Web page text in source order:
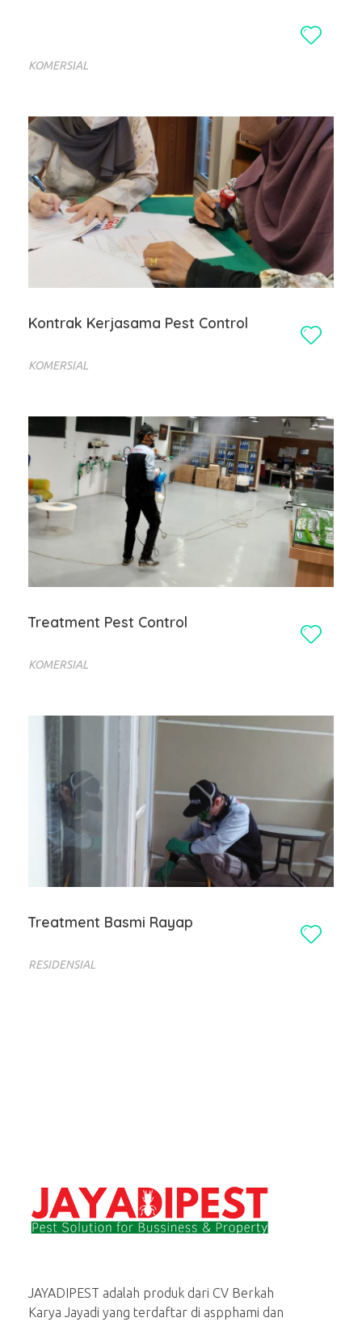
KOMERSIAL
Kontrak Kerjasama Pest Control
KOMERSIAL
Treatment Pest Control
KOMERSIAL
Treatment Basmi Rayap
RESIDENSIAL
JAYADIPEST adalah produk dari CV Berkah
Karya Jayadi yang terdaftar di aspphami dan